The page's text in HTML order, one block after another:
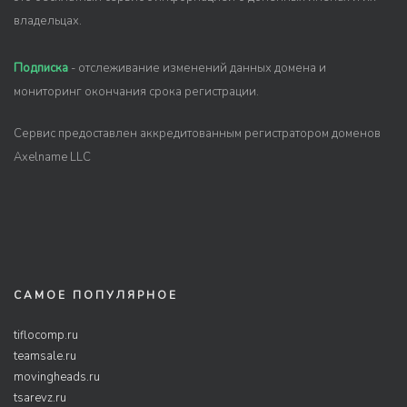
владельцах.
Подписка - отслеживание изменений данных домена и
мониторинг окончания срока регистрации.
Сервис предоставлен аккредитованным регистратором доменов
Axelname LLC
САМОЕ ПОПУЛЯРНОЕ
tiflocomp.ru
teamsale.ru
movingheads.ru
tsarevz.ru